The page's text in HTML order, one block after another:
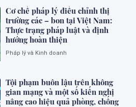
Cơ chế pháp lý điều chỉnh thị
trường các – bon tại Việt Nam:
Thực trạng pháp luật và định
hướng hoàn thiện
Pháp lý và Kinh doanh
Tội phạm buôn lậu trên không
gian mạng và một số kiến nghị
nâng cao hiệu quả phòng, chống